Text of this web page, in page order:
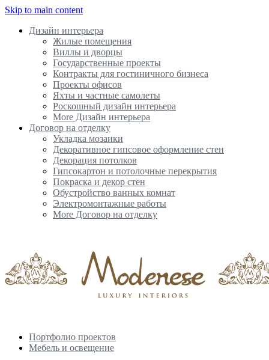
Skip to main content
Дизайн интерьера
Жилые помещения
Виллы и дворцы
Государственные проекты
Контракты для гостиничного бизнеса
Проекты офисов
Яхты и частные самолеты
Роскошный дизайн интерьера
More Дизайн интерьера
Договор на отделку
Укладка мозаики
Декоративное гипсовое оформление стен
Декорация потолков
Гипсокартон и потолочные перекрытия
Покраска и декор стен
Обустройство ванных комнат
Электромонтажные работы
More Договор на отделку
Портфолио проектов
Мебель и освещение